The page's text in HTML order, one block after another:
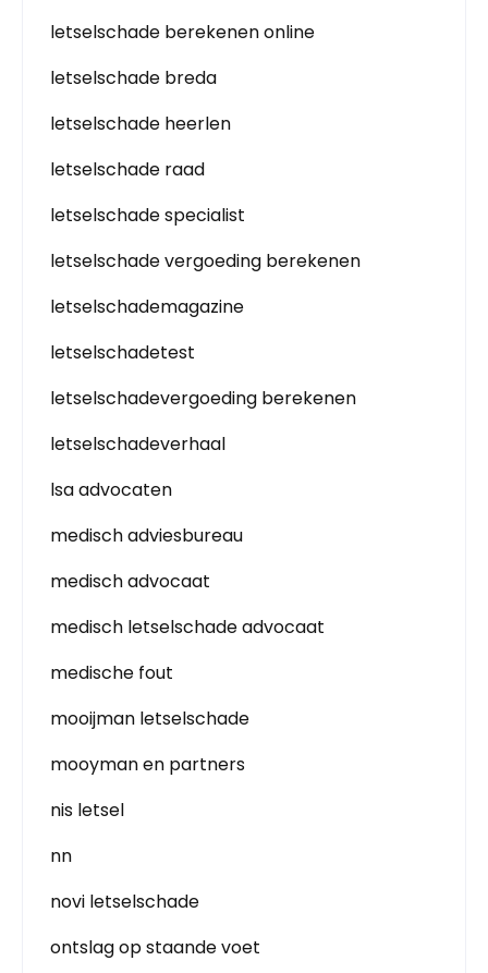
letselschade berekenen online
letselschade breda
letselschade heerlen
letselschade raad
letselschade specialist
letselschade vergoeding berekenen
letselschademagazine
letselschadetest
letselschadevergoeding berekenen
letselschadeverhaal
lsa advocaten
medisch adviesbureau
medisch advocaat
medisch letselschade advocaat
medische fout
mooijman letselschade
mooyman en partners
nis letsel
nn
novi letselschade
ontslag op staande voet